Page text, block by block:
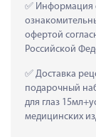
Информация
офертой
Российской
Доставка
подарочный
для глаз
медицинских